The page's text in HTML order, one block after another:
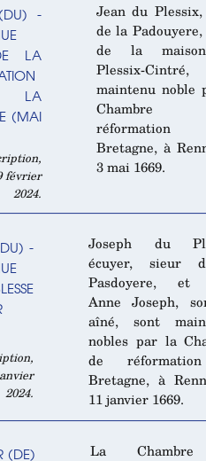
(DU) -
LA
(MAI
février
2024.
Jean du
de la
de la
Plessix-
maintenu noble
Bretagne, à
3 mai 1669.
-
2024.
Joseph du
écuyer, sieur
Pasdoyere, et
Anne Joseph,
aîné, sont
nobles par la
de
Bretagne, à
11 janvier 1669.
(DE)
La